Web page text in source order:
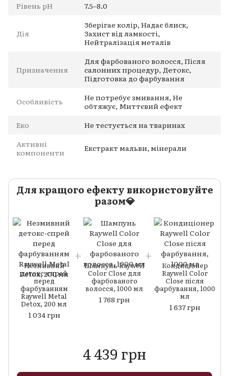
Рівень pH 7.5–8.0
Дія
Зберігае колір, Надає блиск,
Захист від ламкості,
Нейтралізація металів
Призначення
Для фарбованого волосся, Після
салонних процедур, Детокс,
Підготовка до фарбування
Особливість
Не потребує змивання, Не
обтяжує, Миттєвий ефект
Еко
Не тестується на тваринах
Активні
компоненти
Екстракт мальви, мінерали
Для кращого ефекту використовуйте
разом💎
Незмивний
детокс-спрей
перед
фарбуванням
Raywell Metal
Detox, 200 мл
1 034 грн
Шампунь Raywell
Color Close для
фарбованого
волосся, 1000 мл
1 768 грн
Кондиціонер
Raywell Color
Close після
фарбування, 1000
мл
1 637 грн
4 439 грн